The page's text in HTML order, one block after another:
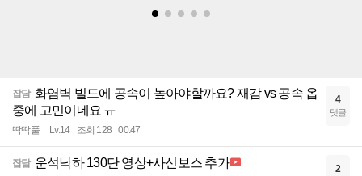
잡담 화염벽 빌드에 공속이 높아야할까요? 재감 vs 공속 옵
중에 고민이네요 ㅠ
딱딱풀 Lv.14 조회 128 00:47
4
댓글
잡담 운석낙하 130단 영상+사신보스 추가 2